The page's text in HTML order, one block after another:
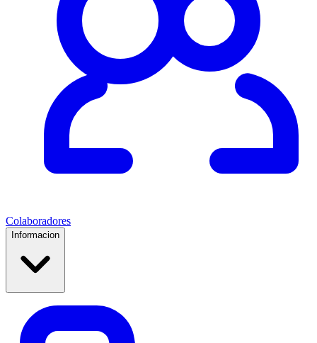
Colaboradores
Informacion